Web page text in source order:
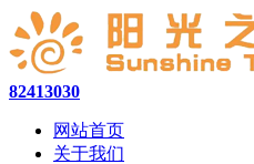
82413030
网站首页
关于我们